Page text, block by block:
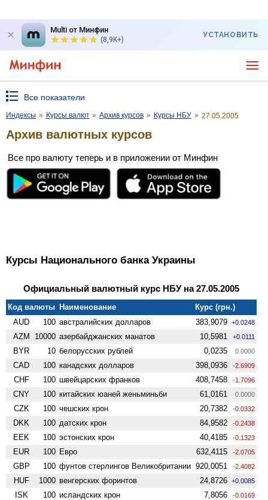
Multi от Минфин
(8,9K+)
УСТАНОВИТЬ
Все показатели
Индексы » Курсы валют » Архив курсов » Курсы НБУ » 27.05.2005
Архив валютных курсов
Все про валюту теперь и в приложении от Минфин
Курсы Национального банка Украины
Официальный валютный курс НБУ на 27.05.2005
Код валюты Наименование
Курс (грн.)
AUD
100 австралийских долларов 383,9079 +0.0248
AZM 10000 азербайджанских манатов 10,5981 +0.0111
BYR 10 белорусских рублей 0,0235 0.0000
CAD 100 канадских долларов 398,0936 -2.6909
CHF 100 швейцарских франков 408,7458 -1.7096
CNY 100 китайских юаней женьминьби 61,0161 0.0000
CZK 100 чешских крон 20,7382 -0.0332
DKK 100 датских крон 84,9582 -0.2438
EEK 100 эстонских крон 40,4185 -0.1323
EUR 100 Евро 632,4115 -2.0705
GBP 100 фунтов стерлингов Велико­британии 920,0051 -2.4082
HUF 1000 венгерских форинтов 24,8726 +0.0085
ISK 100 исландских крон 7,8056 -0.0169